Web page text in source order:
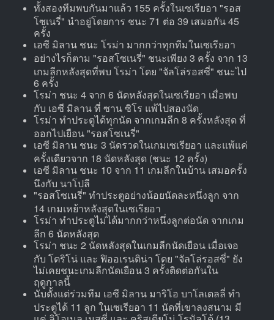
ทั้งสองทีมพบกันมาแล้ว 155 ครั้งในเซเรียอา "รอส
โซเนรี่" นำอยู่โดยการ ชนะ 71 ต่อ 39 เสมอกัน 45
ครั้ง
เอซี มิลาน ชนะ โรม่า มากกว่าทุกทีมในเซเรียอา
อย่างไรก็ตาม "รอสโซเนรี่" ชนะเพียง 3 ครั้ง จาก 13
เกมลีกหลังสุดที่พบ โรม่า โดย "จัลโล่รอสซี่" ชนะไป
6 ครั้ง
โรม่า ชนะ 4 จาก 6 นัดหลังสุดในเซเรียอา เมื่อพบ
กับ เอซี มิลาน ที่ ซาน ซิโร แพ้ไปสองนัด
โรม่า ทำประตูได้ทุกนัด จากเกมลีก 8 ครั้งหลังสุด ที่
ออกไปเยือน "รอสโซเนรี่"
เอซี มิลาน ชนะ 3 นัดรวดในเกมเซเรียอา และแพ้แค่
ครั้งเดียวจาก 18 นัดหลังสุด (ชนะ 12 ครั้ง)
เอซี มิลาน ชนะ 10 จาก 11 เกมลีกในบ้าน เสมอครั้ง
นึงกับ นาโปลี
"รอสโซเนรี่" ทำประตูอย่างน้อยนัดละหนึ่งลูก จาก
14 เกมเหย้าหลังสุดในเซเรียอา
โรม่า ทำประตูไม่ได้มากกว่าหนึ่งลูกต่อนัด จากเกม
ลีก 6 นัดหลังสุด
โรม่า ชนะ 2 นัดหลังสุดในเกมลีกนัดเยือน เมื่อเจอ
กับ โตริโน่ และ ฟิออเรนติน่า โดย "จัลโล่รอสซี่" ยัง
ไม่เคยชนะเกมลีกนัดเยือน 3 ครั้งติดต่อกันใน
ฤดูกาลนี้
นับตั้งแต่ร่วมทีม เอซี มิลาน มาริโอ บาโลเตลลี่ ทำ
ประตูได้ 11 ลูก ในเซเรียอา 11 นัดที่เขาลงสนาม มี